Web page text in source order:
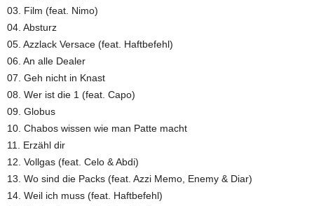
03. Film (feat. Nimo)
04. Absturz
05. Azzlack Versace (feat. Haftbefehl)
06. An alle Dealer
07. Geh nicht in Knast
08. Wer ist die 1 (feat. Capo)
09. Globus
10. Chabos wissen wie man Patte macht
11. Erzähl dir
12. Vollgas (feat. Celo & Abdi)
13. Wo sind die Packs (feat. Azzi Memo, Enemy & Diar)
14. Weil ich muss (feat. Haftbefehl)